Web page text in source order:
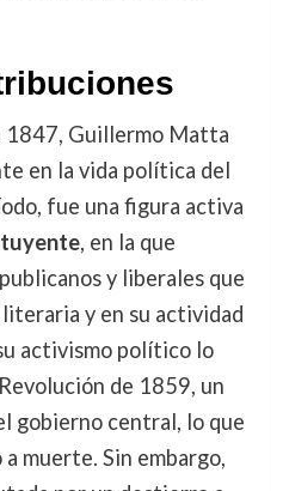
1847, Guillermo Matta
en la vida política del
fue una figura activa
, en la que
y liberales que
y en su actividad
activismo político lo
de 1859, un
gobierno central, lo que
muerte. Sin embargo,